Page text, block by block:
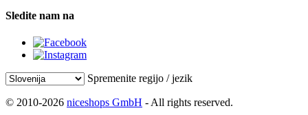
Sledite nam na
Spremenite regijo / jezik
© 2010-2026 niceshops GmbH - All rights reserved.